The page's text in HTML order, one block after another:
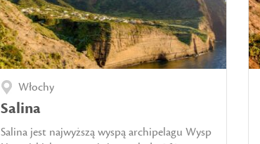
Włochy
Salina
Salina jest najwyższą wyspą archipelagu Wysp